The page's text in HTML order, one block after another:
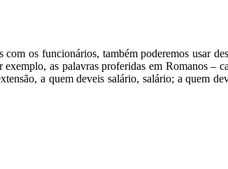
com os funcionários, também poderemos usar
exemplo, as palavras proferidas em Romanos –
a quem deveis salário, salário; a quem